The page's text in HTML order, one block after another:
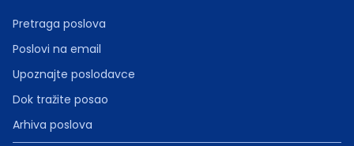
Pretraga poslova
Poslovi na email
Upoznajte poslodavce
Dok tražite posao
Arhiva poslova